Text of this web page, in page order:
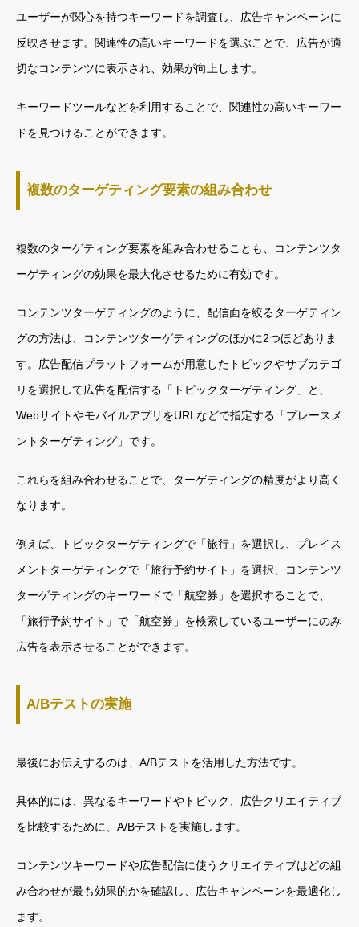
ユーザーが関心を持つキーワードを調査し、広告キャンペーンに
反映させます。関連性の高いキーワードを選ぶことで、広告が適
切なコンテンツに表示され、効果が向上します。
キーワードツールなどを利用することで、関連性の高いキーワー
ドを見つけることができます。
複数のターゲティング要素の組み合わせ
複数のターゲティング要素を組み合わせることも、コンテンツタ
ーゲティングの効果を最大化させるために有効です。
コンテンツターゲティングのように、配信面を絞るターゲティン
グの方法は、コンテンツターゲティングのほかに2つほどありま
す。広告配信プラットフォームが用意したトピックやサブカテゴ
リを選択して広告を配信する「トピックターゲティング」と、
WebサイトやモバイルアプリをURLなどで指定する「プレースメ
ントターゲティング」です。
これらを組み合わせることで、ターゲティングの精度がより高く
なります。
例えば、トピックターゲティングで「旅行」を選択し、プレイス
メントターゲティングで「旅行予約サイト」を選択、コンテンツ
ターゲティングのキーワードで「航空券」を選択することで、
「旅行予約サイト」で「航空券」を検索しているユーザーにのみ
広告を表示させることができます。
A/Bテストの実施
最後にお伝えするのは、A/Bテストを活用した方法です。
具体的には、異なるキーワードやトピック、広告クリエイティブ
を比較するために、A/Bテストを実施します。
コンテンツキーワードや広告配信に使うクリエイティブはどの組
み合わせが最も効果的かを確認し、広告キャンペーンを最適化し
ます。